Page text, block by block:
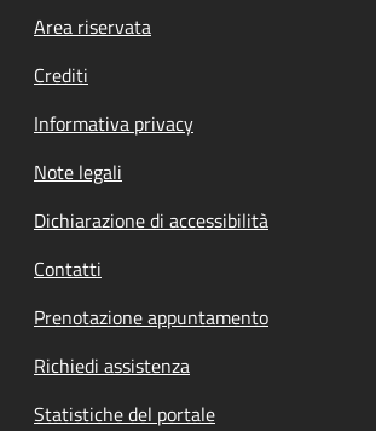
Footer menu
Area riservata
Crediti
Informativa privacy
Note legali
Dichiarazione di accessibilità
Contatti
Prenotazione appuntamento
Richiedi assistenza
Statistiche del portale